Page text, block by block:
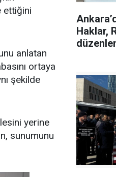
ettiğini
anlatan
ortaya
şekilde
yerine
sunumunu
Haklar,